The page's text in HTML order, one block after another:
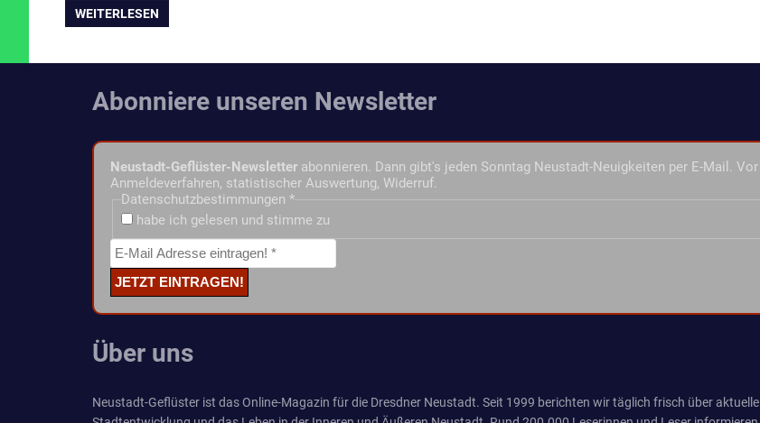
WEITERLESEN
Abonniere unseren Newsletter
Neustadt-Geflüster-Newsletter abonnieren. Dann gibt's jeden Sonntag Neustadt-Neuigkeiten per E-Mail.
Anmeldeverfahren, statistischer Auswertung, Widerruf.
Datenschutzbestimmungen *
habe ich gelesen und stimme zu
Über uns
Neustadt-Geflüster ist das Online-Magazin für die Dresdner Neustadt. Seit 1999 berichten wir täglich frisch über